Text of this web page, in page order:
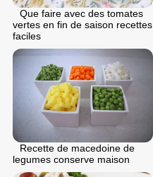
Que faire avec des tomates
vertes en fin de saison recettes
faciles
Recette de macedoine de
legumes conserve maison